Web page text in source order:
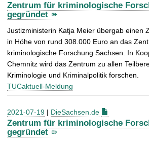
Zentrum für kriminologische
gegründet
Justizministerin Katja Meier übergab einen
in Höhe von rund 308.000 Euro an das
kriminologische Forschung Sachsen. In
Chemnitz wird das Zentrum zu allen
Kriminologie und Kriminalpolitik forschen.
TUCaktuell-Meldung
2021-07-19 | DieSachsen.de
Zentrum für kriminologische
gegründet